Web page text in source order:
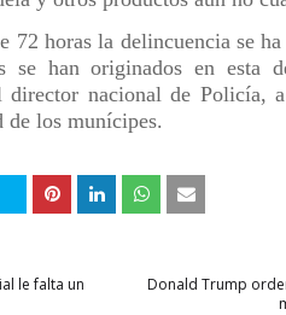
72 horas la delincuencia se
se han originados en esta
director nacional de Policía, a
de los munícipes.
Donald Trump
le falta un